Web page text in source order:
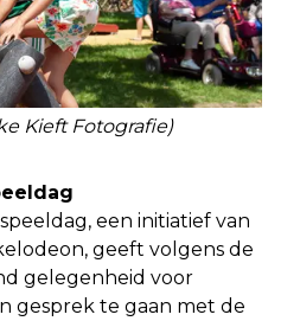
Kieft Fotografie)
een initiatief van
geeft volgens de
gelegenheid voor
gesprek te gaan met de